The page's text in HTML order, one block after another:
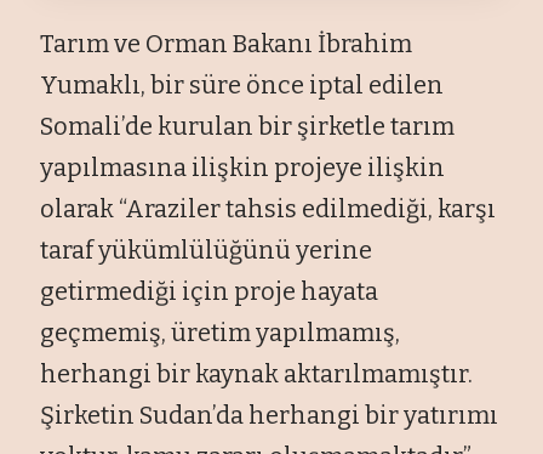
Tarım ve Orman Bakanı İbrahim
Yumaklı, bir süre önce iptal edilen
Somali’de kurulan bir şirketle tarım
yapılmasına ilişkin projeye ilişkin
olarak “Araziler tahsis edilmediği, karşı
taraf yükümlülüğünü yerine
getirmediği için proje hayata
geçmemiş, üretim yapılmamış,
herhangi bir kaynak aktarılmamıştır.
Şirketin Sudan’da herhangi bir yatırımı